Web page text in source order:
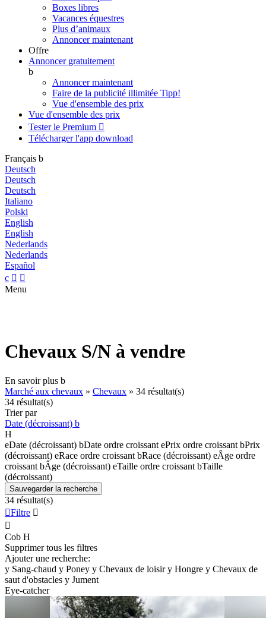
Boxes libres
Vacances équestres
Plus d’animaux
Annoncer maintenant
Offre
Annoncer gratuitement
b
Annoncer maintenant
Faire de la publicité illimitée Tipp!
Vue d'ensemble des prix
Vue d'ensemble des prix
Tester le Premium 
Télécharger l'app download
Français b
Deutsch
Deutsch
Deutsch
Italiano
Polski
English
English
Nederlands
Nederlands
Español
c  
Menu
Chevaux S/N à vendre
En savoir plus b
Marché aux chevaux » Chevaux » 34 résultat(s)
34 résultat(s)
Trier par
Date (décroissant) b
H
eDate (décroissant) bDate ordre croissant ePrix ordre croissant bPrix
(décroissant) eRace ordre croissant bRace (décroissant) eÂge ordre
croissant bÂge (décroissant) eTaille ordre croissant bTaille
(décroissant)
Sauvegarder la recherche
34 résultat(s)
Filtre 

Cob H
Supprimer tous les filtres
Ajouter une recherche:
y Sang-chaud y Poney y Chevaux de loisir y Hongre y Chevaux de
saut d'obstacles y Jument
Eye-catcher